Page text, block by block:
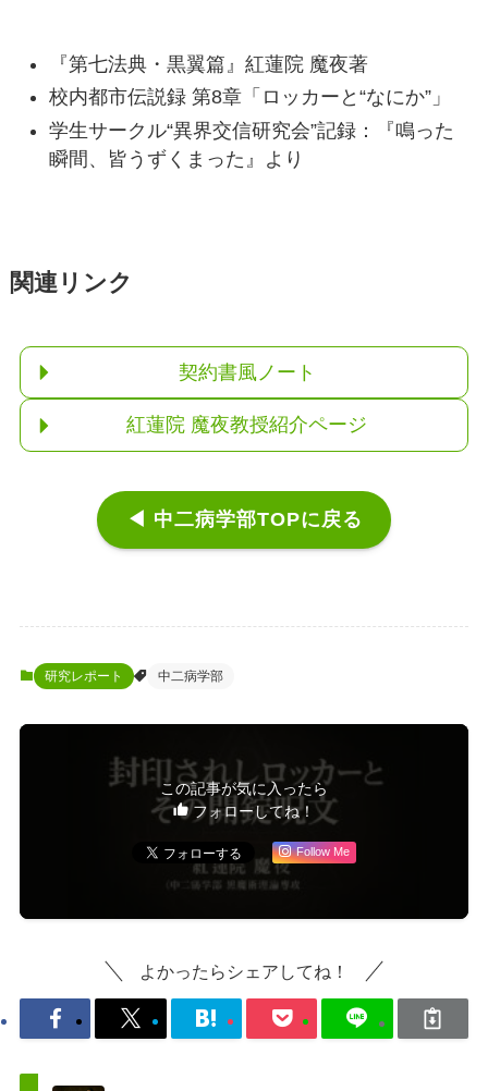
『第七法典・黒翼篇』紅蓮院 魔夜著
校内都市伝説録 第8章「ロッカーと“なにか”」
学生サークル“異界交信研究会”記録：『鳴った
瞬間、皆うずくまった』より
関連リンク
契約書風ノート
紅蓮院 魔夜教授紹介ページ
◀ 中二病学部TOPに戻る
研究レポート 中二病学部
この記事が気に入ったら
フォローしてね！
Follow Me
よかったらシェアしてね！